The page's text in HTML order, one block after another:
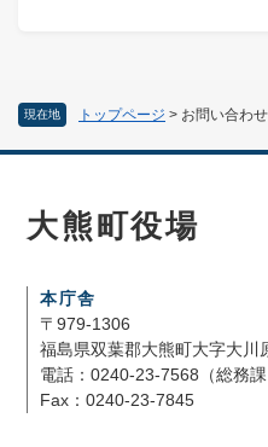
現在地 トップページ > お問い合わせ
大熊町役場
本庁舎
〒979-1306
福島県双葉郡大熊町大字大川
電話：0240-23-7568（総務課
Fax：0240-23-7845